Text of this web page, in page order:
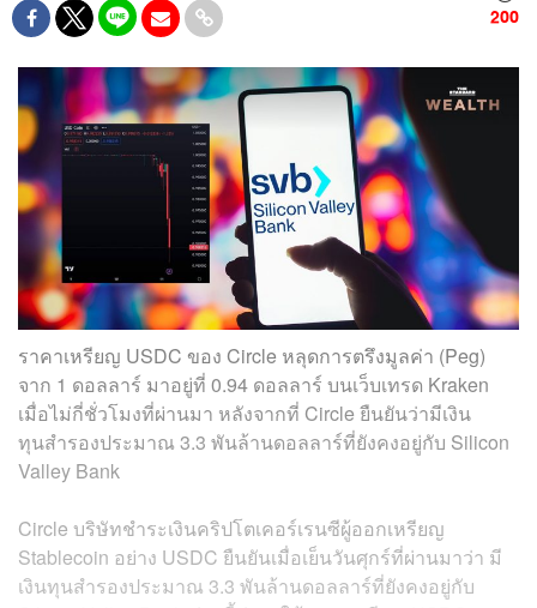
200
ราคาเหรียญ USDC ของ Circle หลุดการตรึงมูลค่า (Peg)
จาก 1 ดอลลาร์ มาอยู่ที่ 0.94 ดอลลาร์ บนเว็บเทรด Kraken
เมื่อไม่กี่ชั่วโมงที่ผ่านมา หลังจากที่ Circle ยืนยันว่ามีเงิน
ทุนสำรองประมาณ 3.3 พันล้านดอลลาร์ที่ยังคงอยู่กับ Silicon
Valley Bank
Circle บริษัทชำระเงินคริปโตเคอร์เรนซีผู้ออกเหรียญ
Stablecoin อย่าง USDC ยืนยันเมื่อเย็นวันศุกร์ที่ผ่านมาว่า มี
เงินทุนสำรองประมาณ 3.3 พันล้านดอลลาร์ที่ยังคงอยู่กับ